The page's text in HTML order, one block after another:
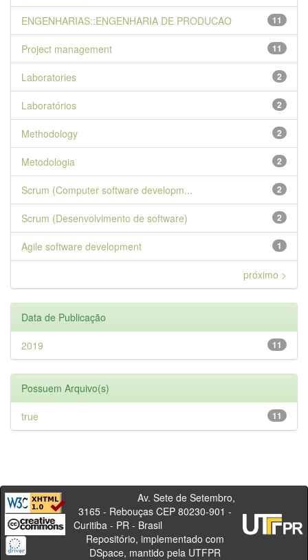
11
ENGENHARIAS::ENGENHARIA DE PRODUCAO
11
Project management
2
Laboratories
2
Laboratórios
2
Methodology
2
Metodologia
2
Scrum (Computer software developm...
2
Scrum (Desenvolvimento de software)
1
Agile software development
próximo >
Data de Publicação
11
2019
Possuem Arquivo(s)
11
true
Av. Sete de Setembro,
3165 - Rebouças CEP 80230-901 -
Curitiba - PR - Brasil
Repositório, implementado com
DSpace, mantido pela UTFPR